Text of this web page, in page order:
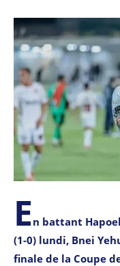
E n battant
(1-0) lundi, Bnei
finale de la Coupe